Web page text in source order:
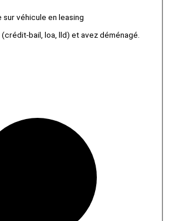
sur véhicule en leasing
bail, loa, lld) et avez déménagé.